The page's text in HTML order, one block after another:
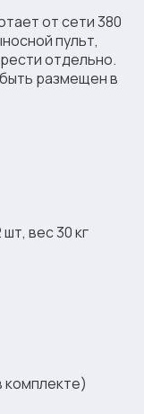
от сети 380
пульт,
отдельно.
размещен в
вес 30 кг
комплекте)